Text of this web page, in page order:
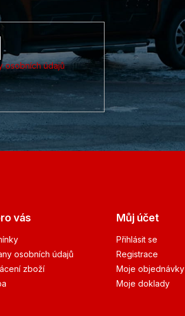
osobních údajů
vás
osobních údajů
zboží
Můj účet
Přihlásit se
Registrace
Moje objednávky
Moje doklady